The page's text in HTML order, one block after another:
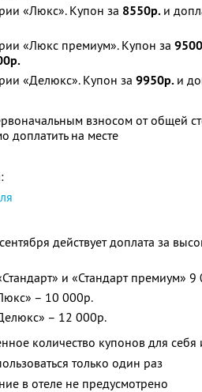
«Люкс». Купон за 8550р. и
«Люкс премиум». Купон за
«Делюкс». Купон за 9950р. и
взносом от общей
доплатить на месте
действует доплата за
и «Стандарт премиум» 9
– 10 000р.
– 12 000р.
количество купонов для
только один раз
в отеле не предусмотрено